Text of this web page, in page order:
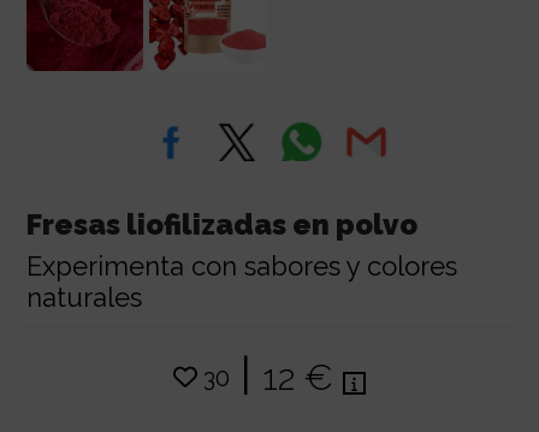
Fresas liofilizadas en polvo
Experimenta con sabores y colores
naturales
30 | 12 €